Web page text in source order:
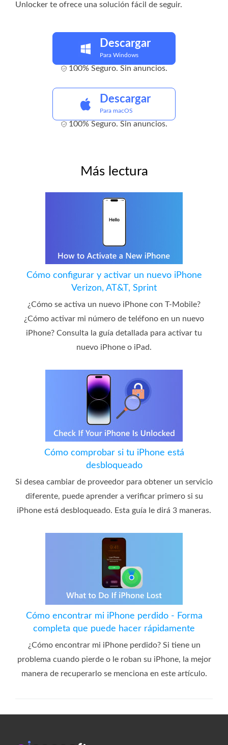
Unlocker te ofrece una solución fácil de seguir.
Descargar
Para Windows
100% Seguro. Sin anuncios.
Descargar
Para macOS
100% Seguro. Sin anuncios.
Más lectura
Cómo configurar y activar un nuevo iPhone
Verizon, AT&T, Sprint
¿Cómo se activa un nuevo iPhone con T-Mobile?
¿Cómo activar mi número de teléfono en un nuevo
iPhone? Consulta la guía detallada para activar tu
nuevo iPhone o iPad.
Cómo comprobar si tu iPhone está
desbloqueado
Si desea cambiar de proveedor para obtener un servicio
diferente, puede aprender a verificar primero si su
iPhone está desbloqueado. Esta guía le dirá 3 maneras.
Cómo encontrar mi iPhone perdido - Forma
completa que puede hacer rápidamente
¿Cómo encontrar mi iPhone perdido? Si tiene un
problema cuando pierde o le roban su iPhone, la mejor
manera de recuperarlo se menciona en este artículo.